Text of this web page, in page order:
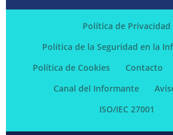
Política de Privacidad
Política de la Seguridad en la
Política de Cookies
Contacto
Canal del Informante
ISO/IEC 27001